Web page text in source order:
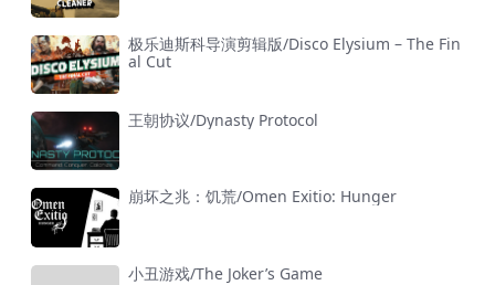
极乐迪斯科导演剪辑版/Disco Elysium – The Fin
al Cut
王朝协议/Dynasty Protocol
崩坏之兆：饥荒/Omen Exitio: Hunger
小丑游戏/The Joker’s Game